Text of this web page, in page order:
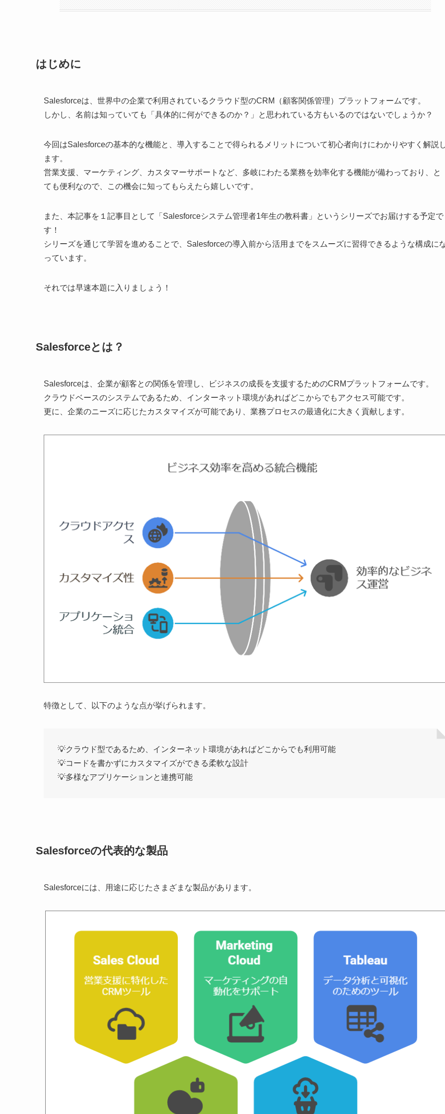
はじめに
Salesforceは、世界中の企業で利用されているクラウド型のCRM（顧客関係管理）プラットフォームです。
しかし、名前は知っていても「具体的に何ができるのか？」と思われている方もいるのではないでしょうか？
今回はSalesforceの基本的な機能と、導入することで得られるメリットについて初心者向けにわかりやすく解説
ます。
営業支援、マーケティング、カスタマーサポートなど、多岐にわたる業務を効率化する機能が備わっており、と
ても便利なので、この機会に知ってもらえたら嬉しいです。
また、本記事を１記事目として「Salesforceシステム管理者1年生の教科書」というシリーズでお届けする予定で
す！
シリーズを通じて学習を進めることで、Salesforceの導入前から活用までをスムーズに習得できるような構成に
っています。
それでは早速本題に入りましょう！
Salesforceとは？
Salesforceは、企業が顧客との関係を管理し、ビジネスの成長を支援するためのCRMプラットフォームです。
クラウドベースのシステムであるため、インターネット環境があればどこからでもアクセス可能です。
更に、企業のニーズに応じたカスタマイズが可能であり、業務プロセスの最適化に大きく貢献します。
特徴として、以下のような点が挙げられます。
💡クラウド型であるため、インターネット環境があればどこからでも利用可能
💡コードを書かずにカスタマイズができる柔軟な設計
💡多様なアプリケーションと連携可能
Salesforceの代表的な製品
Salesforceには、用途に応じたさまざまな製品があります。